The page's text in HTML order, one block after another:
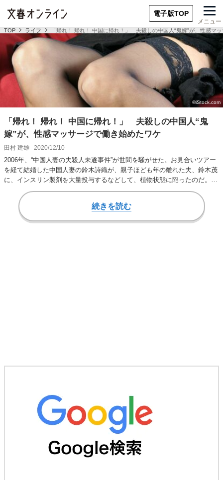
電子版TOP
メニュー
TOP ライフ 「帰れ！ 帰れ！ 中国に帰れ！」 夫殺しの中国人“鬼嫁”が、性感マ
「帰れ！ 帰れ！ 中国に帰れ！」 夫殺しの中国人“鬼
嫁”が、性感マッサージで働き始めたワケ
田村 建雄 2020/12/10
2006年、“中国人妻の夫殺人未遂事件”が世間を騒がせた。お見合いツアー
を経て結婚した中国人妻の鈴木詩織が、親子ほども年の離れた夫、鈴木茂
に、インスリン製剤を大量投与するなどして、植物状態に陥ったのだ。夫
の目を盗ん…
続きを読む